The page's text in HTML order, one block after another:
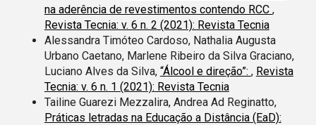
na aderência de revestimentos contendo RCC ,
Revista Tecnia: v. 6 n. 2 (2021): Revista Tecnia
Alessandra Timóteo Cardoso, Nathalia Augusta
Urbano Caetano, Marlene Ribeiro da Silva Graciano,
Luciano Alves da Silva, “Álcool e direção”: , Revista
Tecnia: v. 6 n. 1 (2021): Revista Tecnia
Tailine Guarezi Mezzalira, Andrea Ad Reginatto,
Práticas letradas na Educação a Distância (EaD):